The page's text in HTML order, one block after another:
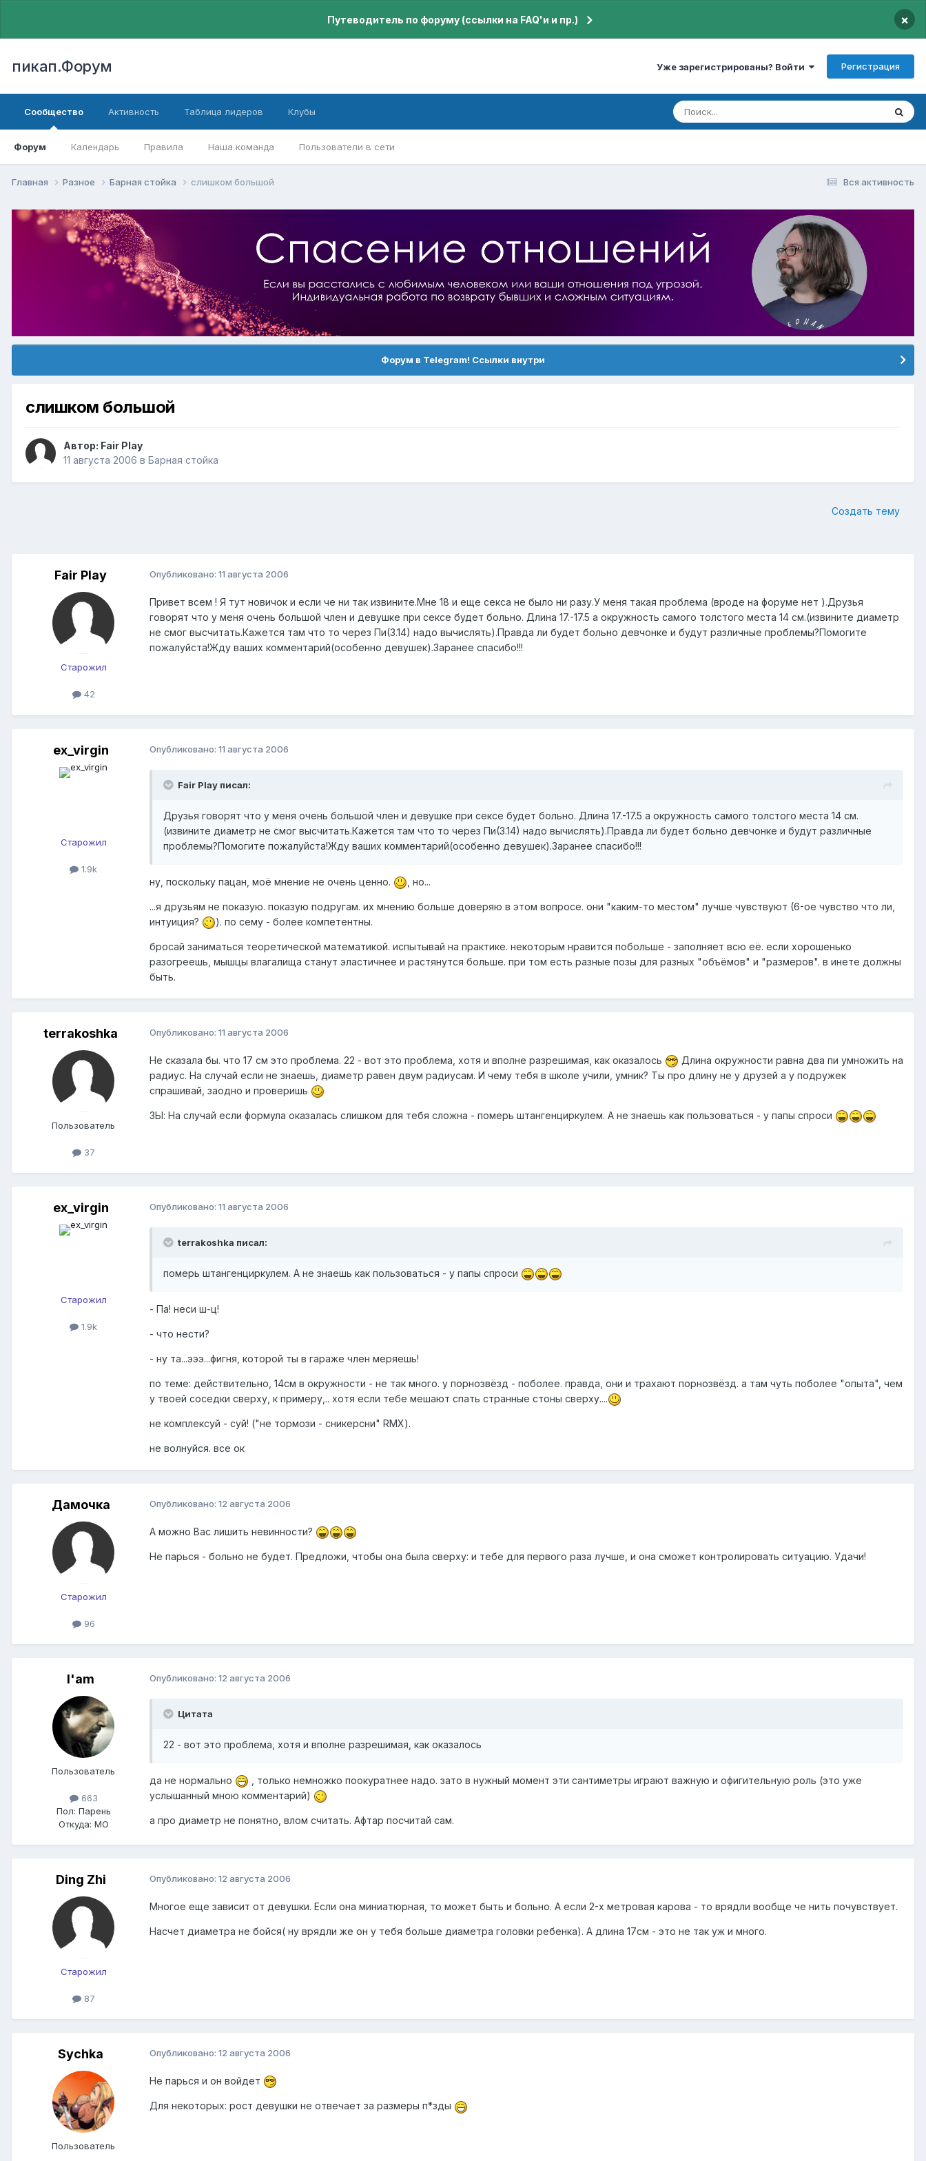
Путеводитель по форуму (ссылки на FAQ'и и пр.) ×
пикап.Форум Уже зарегистрированы? Войти Регистрация
Сообщество
Форум Календарь Правила Наша команда Пользователи в сети
Активность Таблица лидеров Клубы
Вся активность
Главная Разное Барная стойка слишком большой
Форум в Telegram! Ссылки внутри
слишком большой
Автор: Fair Play
11 августа 2006 в Барная стойка
Создать тему
Fair Play
Старожил
42
Опубликовано: 11 августа 2006
Привет всем ! Я тут новичок и если че ни так извините.Мне 18 и еще секса не было ни разу.У меня такая проблема (вроде на форуме нет ).Друзья
говорят что у меня очень большой член и девушке при сексе будет больно. Длина 17.-17.5 а окружность самого толстого места 14 см.(извините диаметр
не смог высчитать.Кажется там что то через Пи(3.14) надо вычислять).Правда ли будет больно девчонке и будут различные проблемы?Помогите
пожалуйста!Жду ваших комментарий(особенно девушек).Заранее спасибо!!!
ex_virgin
Старожил
1.9k
Опубликовано: 11 августа 2006
Fair Play писал:
Друзья говорят что у меня очень большой член и девушке при сексе будет больно. Длина 17.-17.5 а окружность самого толстого места 14 см.
(извините диаметр не смог высчитать.Кажется там что то через Пи(3.14) надо вычислять).Правда ли будет больно девчонке и будут различные
проблемы?Помогите пожалуйста!Жду ваших комментарий(особенно девушек).Заранее спасибо!!!
ну, поскольку пацан, моё мнение не очень ценно. , но...
...я друзьям не показую. показую подругам. их мнению больше доверяю в этом вопросе. они "каким-то местом" лучше чувствуют (6-ое чувство что ли,
интуиция?
). по сему - более компетентны.
бросай заниматься теоретической математикой. испытывай на практике. некоторым нравится побольше - заполняет всю её. если хорошенько
разогреешь, мышцы влагалища станут эластичнее и растянутся больше. при том есть разные позы для разных "объёмов" и "размеров". в инете должны
быть.
terrakoshka
Пользователь
37
Опубликовано: 11 августа 2006
Не сказала бы. что 17 см это проблема. 22 - вот это проблема, хотя и вполне разрешимая, как оказалось
Длина окружности равна два пи умножить на
радиус. На случай если не знаешь, диаметр равен двум радиусам. И чему тебя в школе учили, умник? Ты про длину не у друзей а у подружек
спрашивай, заодно и проверишь
ЗЫ: На случай если формула оказалась слишком для тебя сложна - померь штангенциркулем. А не знаешь как пользоваться - у папы спроси
ex_virgin
Старожил
1.9k
Опубликовано: 11 августа 2006
terrakoshka писал:
померь штангенциркулем. А не знаешь как пользоваться - у папы спроси
- Па! неси ш-ц!
- что нести?
- ну та...эээ...фигня, которой ты в гараже член меряешь!
по теме: действительно, 14см в окружности - не так много. у порнозвёзд - поболее. правда, они и трахают порнозвёзд. а там чуть поболее "опыта", чем
у твоей соседки сверху, к примеру,.. хотя если тебе мешают спать странные стоны сверху....
не комплексуй - суй! ("не тормози - сникерсни" RMX).
не волнуйся. все ок
Дамочка
Старожил
96
Опубликовано: 12 августа 2006
А можно Вас лишить невинности?
Не парься - больно не будет. Предложи, чтобы она была сверху: и тебе для первого раза лучше, и она сможет контролировать ситуацию. Удачи!
I'am
Пользователь
663
Пол: Парень
Откуда: МО
Опубликовано: 12 августа 2006
Цитата
22 - вот это проблема, хотя и вполне разрешимая, как оказалось
да не нормально
, только немножко поокуратнее надо. зато в нужный момент эти сантиметры играют важную и офигительную роль (это уже
услышанный мною комментарий)
а про диаметр не понятно, влом считать. Афтар посчитай сам.
Ding Zhi
Старожил
87
Опубликовано: 12 августа 2006
Многое еще зависит от девушки. Если она миниатюрная, то может быть и больно. А если 2-х метровая карова - то врядли вообще че нить почувствует.
Насчет диаметра не бойся( ну врядли же он у тебя больше диаметра головки ребенка). А длина 17см - это не так уж и много.
Sychka
Пользователь
Опубликовано: 12 августа 2006
Не парься и он войдет
Для некоторых: рост девушки не отвечает за размеры п*зды